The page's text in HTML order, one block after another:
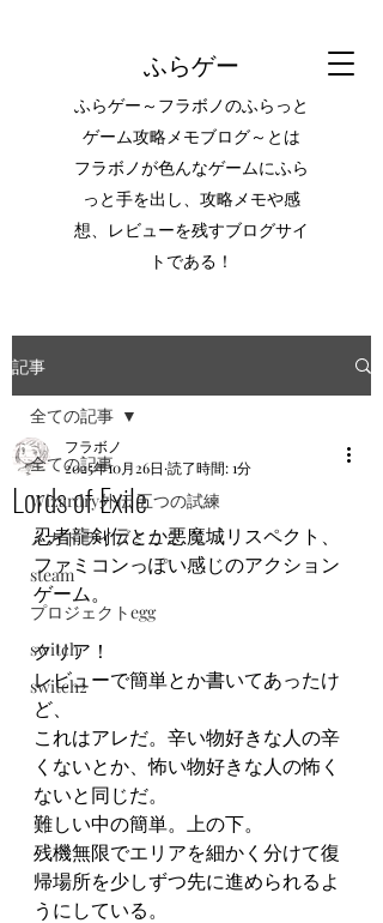
ふらゲー
ふらゲー～フラボノのふらっと
ゲーム攻略メモブログ～とは
フラボノが色んなゲームにふら
っと手を出し、攻略メモや感
想、レビューを残すブログサイ
トである！
記事
全ての記事
Wizardry外伝 五つの試練
メガドライブミニ２
steam
プロジェクトegg
switch
switch2
全ての記事
Lords of Exile
フラボノ
2025年10月26日 読了時間: 1分
忍者龍剣伝とか悪魔城リスペクト、
ファミコンっぽい感じのアクション
ゲーム。
クリア！
レビューで簡単とか書いてあったけ
ど、
これはアレだ。辛い物好きな人の辛
くないとか、怖い物好きな人の怖く
ないと同じだ。
難しい中の簡単。上の下。
残機無限でエリアを細かく分けて復
帰場所を少しずつ先に進められるよ
うにしている。